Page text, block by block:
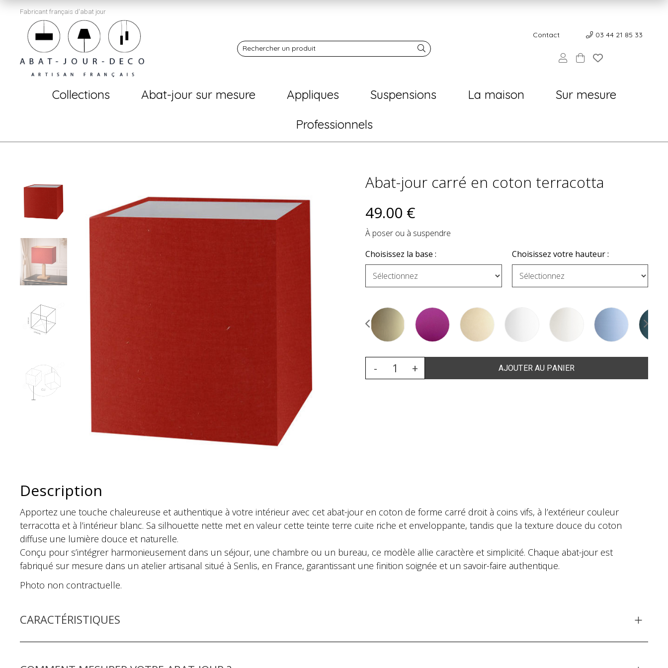
Fabricant français d'abat jour
Contact
03 44 21 85 33
Rechercher un produit
Collections Abat-jour sur mesure Appliques Suspensions La maison
Sur mesure
Professionnels
Abat-jour carré en coton terracotta
49.00 €
À poser ou à suspendre
Choisissez la base :
Choisissez votre hauteur :
Description
Apportez une touche chaleureuse et authentique à votre intérieur avec cet abat-jour en coton de forme carré droit à coins vifs, à l’extérieur couleur
terracotta et à l’intérieur blanc. Sa silhouette nette met en valeur cette teinte terre cuite riche et enveloppante, tandis que la texture douce du coton
diffuse une lumière douce et naturelle.
Conçu pour s’intégrer harmonieusement dans un séjour, une chambre ou un bureau, ce modèle allie caractère et simplicité. Chaque abat-jour est
fabriqué sur mesure dans un atelier artisanal situé à Senlis, en France, garantissant une finition soignée et un savoir-faire authentique.
Photo non contractuelle.
CARACTÉRISTIQUES
Contact